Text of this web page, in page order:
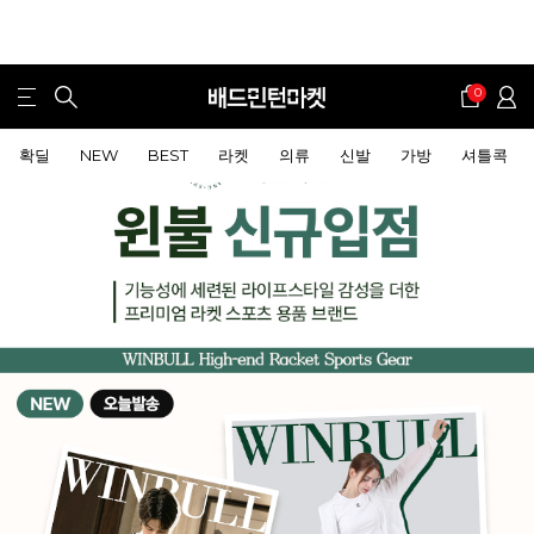
0
확딜 NEW BEST 라켓 의류 신발 가방 셔틀콕